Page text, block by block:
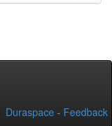
Duraspace - Feedback